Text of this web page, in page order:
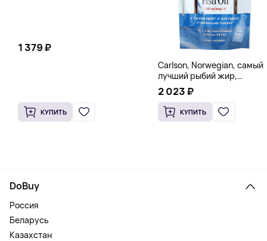
1 379 ₽
КУПИТЬ
Carlson, Norwegian, самый
лучший рыбий жир,
натуральный лимон, 15
пакетиков (5 мл) каждый
2 023 ₽
КУПИТЬ
DoBuy
Россия
Беларусь
Казахстан